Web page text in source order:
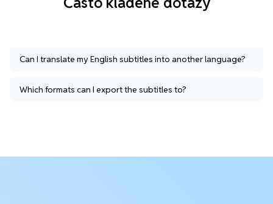
Can I translate my English subtitles into another language?
Which formats can I export the subtitles to?